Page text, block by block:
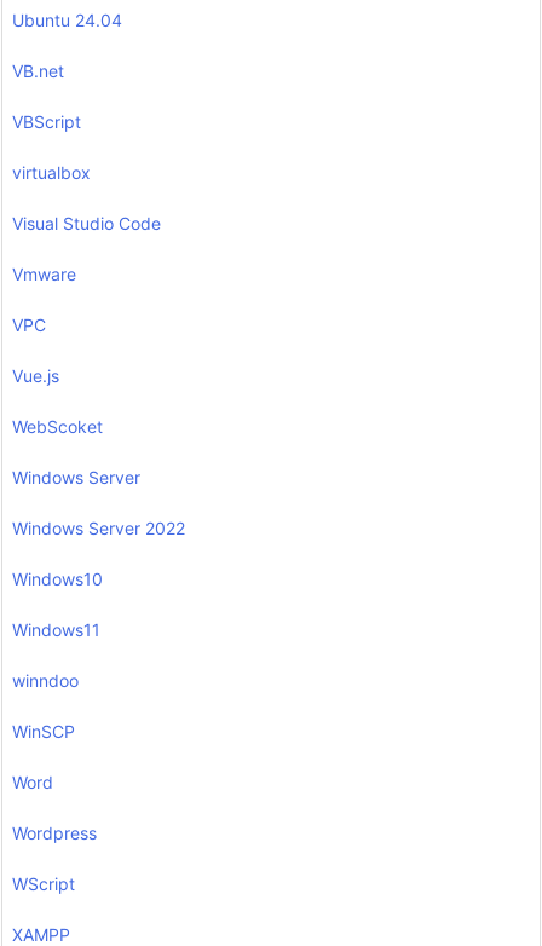
Ubuntu 24.04
VB.net
VBScript
virtualbox
Visual Studio Code
Vmware
VPC
Vue.js
WebScoket
Windows Server
Windows Server 2022
Windows10
Windows11
winndoo
WinSCP
Word
Wordpress
WScript
XAMPP